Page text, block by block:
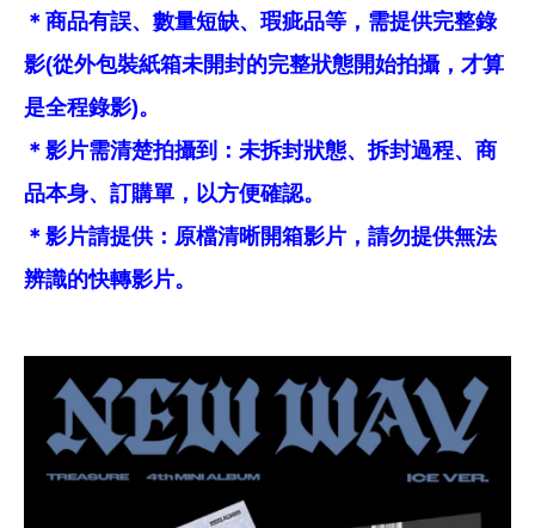
＊商品有誤、數量短缺、瑕疵品等，需提供完整錄
影(從外包裝紙箱未開封的完整狀態開始拍攝，才算
是全程錄影)。
＊影片需清楚拍攝到：未拆封狀態、拆封過程、商
品本身、訂購單，以方便確認。
＊影片請提供：原檔清晰開箱影片，請勿提供無法
辨識的快轉影片。